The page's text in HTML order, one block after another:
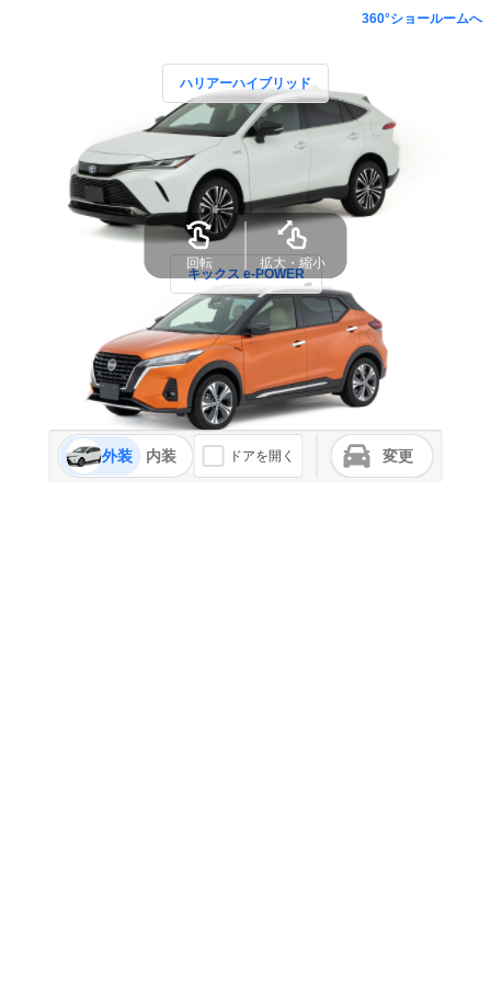
360°ショールームへ
ハリアーハイブリッド
キックス e-POWER
外装 内装 ドアを開く 変更
回転 拡大・縮小